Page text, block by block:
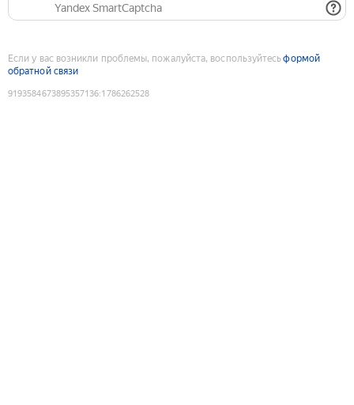
Yandex SmartCaptcha
Если у вас возникли проблемы, пожалуйста, воспользуйтесьформой
обратной связи
9193584673895357136:1786262528